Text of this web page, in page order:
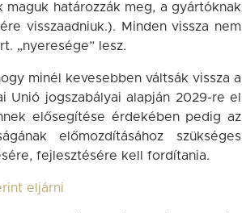
határozzák meg, a gyártóknak
visszaadniuk.). Minden vissza nem
„nyeresége” lesz.
minél kevesebben váltsák vissza a
jogszabályai alapján 2029-re el
elősegítése érdekében pedig az
előmozdításához szükséges
fejlesztésére kell fordítania.
eljárni